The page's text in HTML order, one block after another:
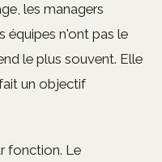
les managers
équipes n'ont pas le
le plus souvent. Elle
un objectif
fonction. Le